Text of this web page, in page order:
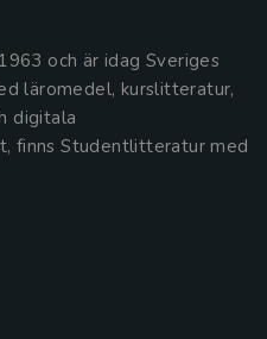
och är idag Sveriges
läromedel, kurslitteratur,
digitala
finns Studentlitteratur med